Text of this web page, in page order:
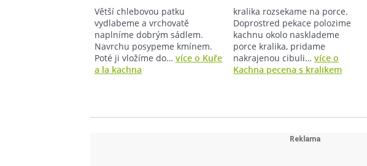
Větší chlebovou patku
vydlabeme a vrchovatě
naplníme dobrým sádlem.
Navrchu posypeme kmínem.
Poté ji vložíme do… více o Kuře
a la kachna
kralika rozsekame na porce.
Doprostred pekace polozime
kachnu okolo nasklademe
porce kralika, pridame
nakrajenou cibuli…více o
Kachna pecena s kralikem